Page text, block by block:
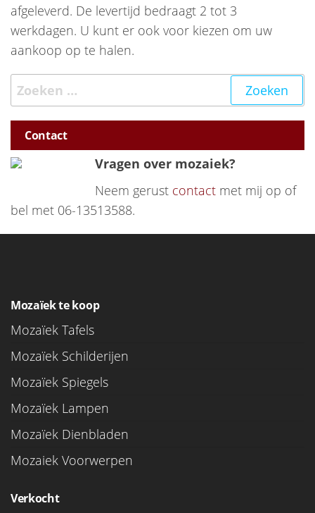
afgeleverd. De levertijd bedraagt 2 tot 3
werkdagen. U kunt er ook voor kiezen om uw
aankoop op te halen.
Zoeken naar:
Contact
Vragen over mozaiek?
Neem gerust contact met mij op of
bel met 06-13513588.
Mozaïek te koop
Mozaïek Tafels
Mozaïek Schilderijen
Mozaïek Spiegels
Mozaïek Lampen
Mozaïek Dienbladen
Mozaiek Voorwerpen
Verkocht